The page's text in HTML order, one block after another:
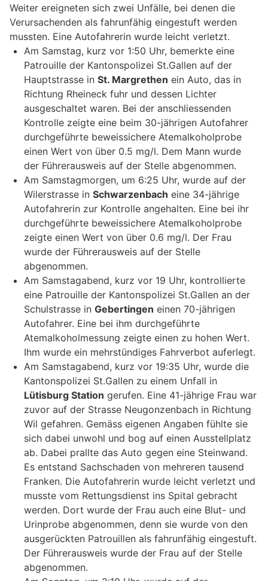
Weiter ereigneten sich zwei Unfälle, bei denen die
Verursachenden als fahrunfähig eingestuft werden
mussten. Eine Autofahrerin wurde leicht verletzt.
Am Samstag, kurz vor 1:50 Uhr, bemerkte eine
Patrouille der Kantonspolizei St.Gallen auf der
Hauptstrasse in St. Margrethen ein Auto, das in
Richtung Rheineck fuhr und dessen Lichter
ausgeschaltet waren. Bei der anschliessenden
Kontrolle zeigte eine beim 30-jährigen Autofahrer
durchgeführte beweissichere Atemalkoholprobe
einen Wert von über 0.5 mg/l. Dem Mann wurde
der Führerausweis auf der Stelle abgenommen.
Am Samstagmorgen, um 6:25 Uhr, wurde auf der
Wilerstrasse in Schwarzenbach eine 34-jährige
Autofahrerin zur Kontrolle angehalten. Eine bei ihr
durchgeführte beweissichere Atemalkoholprobe
zeigte einen Wert von über 0.6 mg/l. Der Frau
wurde der Führerausweis auf der Stelle
abgenommen.
Am Samstagabend, kurz vor 19 Uhr, kontrollierte
eine Patrouille der Kantonspolizei St.Gallen an der
Schulstrasse in Gebertingen einen 70-jährigen
Autofahrer. Eine bei ihm durchgeführte
Atemalkoholmessung zeigte einen zu hohen Wert.
Ihm wurde ein mehrstündiges Fahrverbot auferlegt.
Am Samstagabend, kurz vor 19:35 Uhr, wurde die
Kantonspolizei St.Gallen zu einem Unfall in
Lütisburg Station gerufen. Eine 41-jährige Frau war
zuvor auf der Strasse Neugonzenbach in Richtung
Wil gefahren. Gemäss eigenen Angaben fühlte sie
sich dabei unwohl und bog auf einen Ausstellplatz
ab. Dabei prallte das Auto gegen eine Steinwand.
Es entstand Sachschaden von mehreren tausend
Franken. Die Autofahrerin wurde leicht verletzt und
musste vom Rettungsdienst ins Spital gebracht
werden. Dort wurde der Frau auch eine Blut- und
Urinprobe abgenommen, denn sie wurde von den
ausgerückten Patrouillen als fahrunfähig eingestuft.
Der Führerausweis wurde der Frau auf der Stelle
abgenommen.